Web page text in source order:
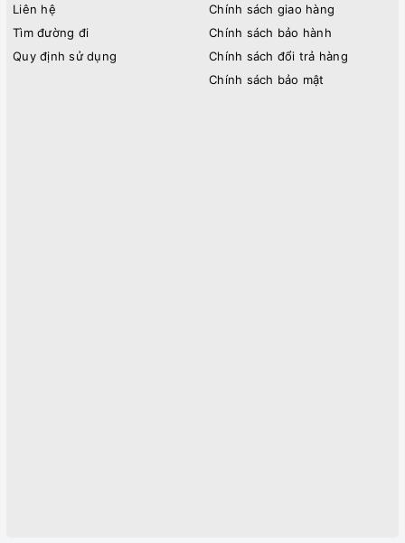
Liên hệ
Tìm đường đi
Quy định sử dụng
Chính sách giao hàng
Chính sách bảo hành
Chính sách đổi trả hàng
Chính sách bảo mật